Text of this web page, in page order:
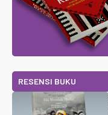
RESENSI BUKU